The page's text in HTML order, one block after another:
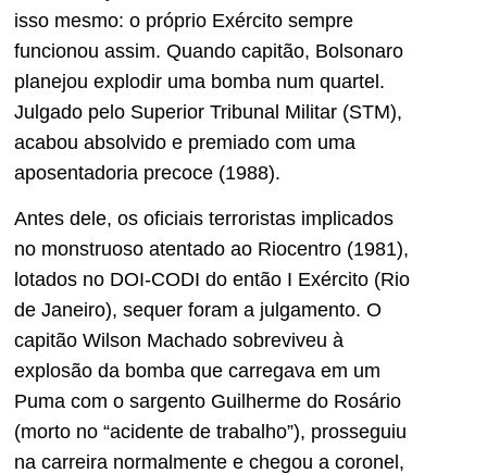
isso mesmo: o próprio Exército sempre
funcionou assim. Quando capitão, Bolsonaro
planejou explodir uma bomba num quartel.
Julgado pelo Superior Tribunal Militar (STM),
acabou absolvido e premiado com uma
aposentadoria precoce (1988).
Antes dele, os oficiais terroristas implicados
no monstruoso atentado ao Riocentro (1981),
lotados no DOI-CODI do então I Exército (Rio
de Janeiro), sequer foram a julgamento. O
capitão Wilson Machado sobreviveu à
explosão da bomba que carregava em um
Puma com o sargento Guilherme do Rosário
(morto no “acidente de trabalho”), prosseguiu
na carreira normalmente e chegou a coronel,